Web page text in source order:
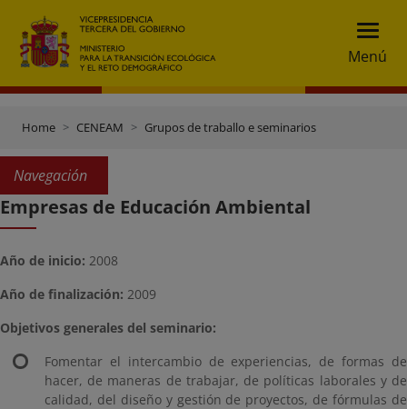
Menú
Home CENEAM Grupos de traballo e seminarios
Navegación
Empresas de Educación Ambiental
Año de inicio: 2008
Año de finalización: 2009
Objetivos generales del seminario:
Fomentar el intercambio de experiencias, de formas de
hacer, de maneras de trabajar, de políticas laborales y de
calidad, del diseño y gestión de proyectos, de fórmulas de